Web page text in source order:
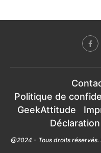
Politique de
GeekAttitude
@2024 - Tous droits